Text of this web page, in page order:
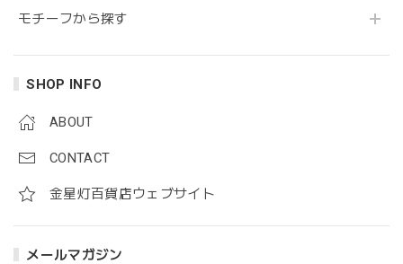
モチーフから探す
SHOP INFO
ABOUT
CONTACT
金星灯百貨店ウェブサイト
メールマガジン